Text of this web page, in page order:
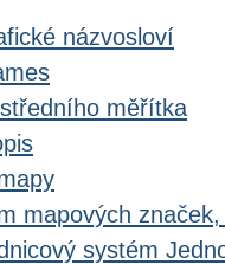
názvosloví
měřítka
mapových
systém